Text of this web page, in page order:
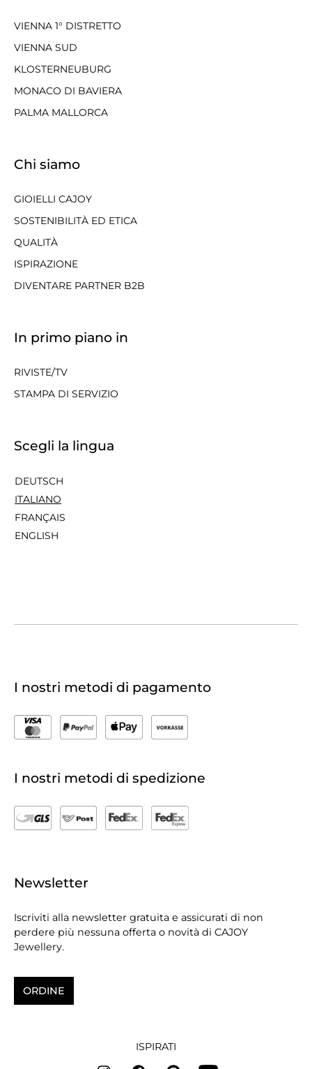
VIENNA 1° DISTRETTO
VIENNA SUD
KLOSTERNEUBURG
MONACO DI BAVIERA
PALMA MALLORCA
Chi siamo
GIOIELLI CAJOY
SOSTENIBILITÀ ED ETICA
QUALITÀ
ISPIRAZIONE
DIVENTARE PARTNER B2B
In primo piano in
RIVISTE/TV
STAMPA DI SERVIZIO
Scegli la lingua
DEUTSCH
ITALIANO
FRANÇAIS
ENGLISH
I nostri metodi di pagamento
I nostri metodi di spedizione
Newsletter
Iscriviti alla newsletter gratuita e assicurati di non
perdere più nessuna offerta o novità di CAJOY
Jewellery.
ORDINE
ISPIRATI